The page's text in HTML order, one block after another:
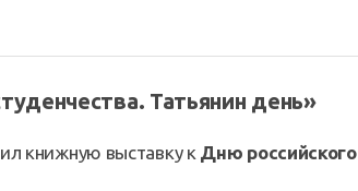
Татьянин день»
книжную выставку к Дню российского